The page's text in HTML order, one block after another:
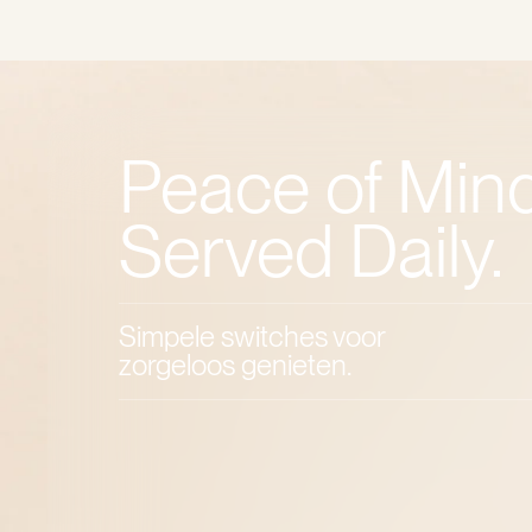
Peace of
Served Daily.
Simpele switches voor
zorgeloos genieten.